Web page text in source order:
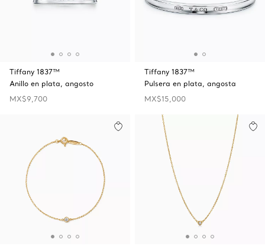
Tiffany 1837™
Anillo en plata, angosto
MX$9,700
Tiffany 1837™
Pulsera en plata, angosta
MX$15,000